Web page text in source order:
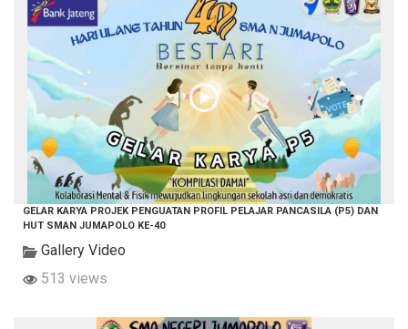
GELAR KARYA PROJEK PENGUATAN PROFIL PELAJAR PANCASILA (P5) DAN
HUT SMAN JUMAPOLO KE-40
Gallery Video
513 views